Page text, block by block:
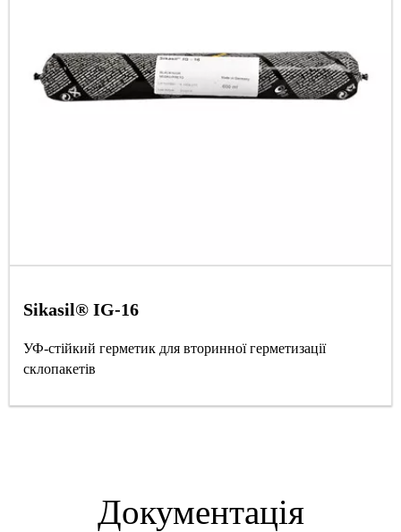
Sikasil® IG-16
УФ-стійкий герметик для вторинної герметизації
склопакетів
Документація